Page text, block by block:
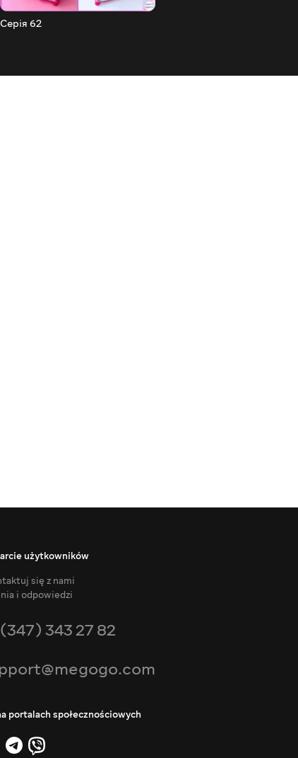
Серія 62
użytkowników
się z nami
i odpowiedzi
343 27 82
portalach społecznościowych